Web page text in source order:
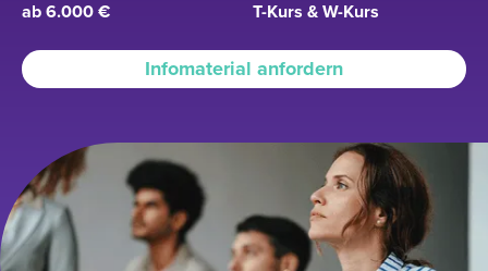
ab 6.000 €
T-Kurs & W-Kurs
Infomaterial anfordern